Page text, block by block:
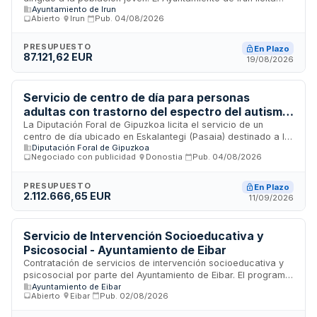
este servicio para proporcionar orientación y apoyo en
materia de sexualidad y relaciones afectivas. El contrato
especializado, coordinación de actividades, elaboración de
informes mensuales y memoria anual. El servicio se
con usuarios, pudiendo ofrecerse en castellano previa
solicitud expresa de centros e instituciones participantes.
Ayuntamiento de Irun
Abierto
Irun Pub. 04/08/2026
PRESUPUESTO
87.121,62 EUR
En Plazo
19/08/2026
Servicio de centro de día para personas
adultas con trastorno del espectro del autismo
en Pasaia - Diputación Foral de Gipuzkoa
La Diputación Foral de Gipuzkoa licita el servicio de un
centro de día ubicado en Eskalantegi (Pasaia) destinado a la
atención integral de personas adultas con trastorno del
espectro del autismo. El servicio forma parte del catálogo de
contempla actuaciones de apoyo directo, seguimiento
personalizado, comunicación con familias, atención a
conductas desafiantes, estructuración de entornos y
formación continua del personal especializado en TEA.
Diputación Foral de Gipuzkoa
Negociado con publicidad
Donostia Pub. 04/08/2026
PRESUPUESTO
2.112.666,65 EUR
En Plazo
11/09/2026
Servicio de Intervención Socioeducativa y
Psicosocial - Ayuntamiento de Eibar
Contratación de servicios de intervención socioeducativa y
psicosocial por parte del Ayuntamiento de Eibar. El programa
desarrollará acciones dirigidas a mejorar la inclusión social,
el bienestar emocional y el desarrollo educativo de la
Ayuntamiento de Eibar
Abierto
Eibar Pub. 02/08/2026